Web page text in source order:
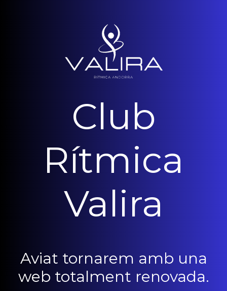
Club
Rítmica
Valira
Aviat tornarem amb una
web totalment renovada.